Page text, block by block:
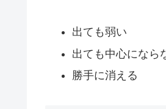
出ても弱い
出ても中心になら
勝手に消える